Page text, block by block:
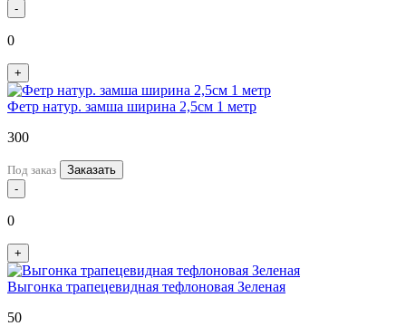
-
0
+
Фетр натур. замша ширина 2,5см 1 метр
300
Под заказ
Заказать
-
0
+
Выгонка трапецевидная тефлоновая Зеленая
50